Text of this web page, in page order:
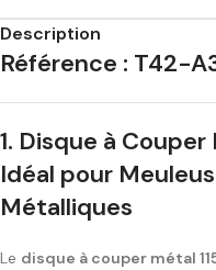
Description
Référence : T42-
1. Disque à Couper
Idéal pour
Métalliques
Le disque à couper métal